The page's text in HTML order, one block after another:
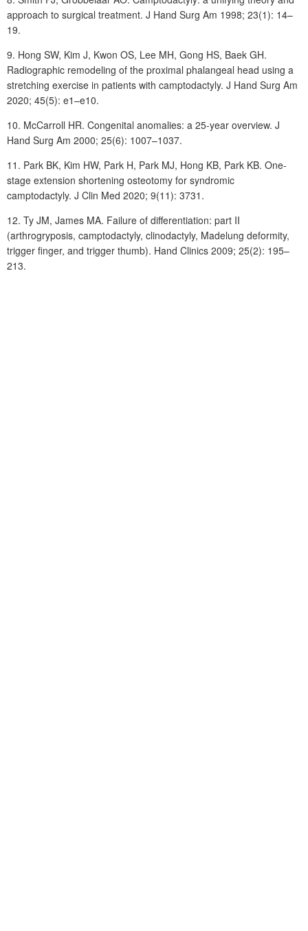
approach to surgical treatment. J Hand Surg Am 1998; 23(1): 14–
19.
9. Hong SW, Kim J, Kwon OS, Lee MH, Gong HS, Baek GH.
Radiographic remodeling of the proximal phalangeal head using a
stretching exercise in patients with camptodactyly. J Hand Surg Am
2020; 45(5): e1–e10.
10. McCarroll HR. Congenital anomalies: a 25-year overview. J
Hand Surg Am 2000; 25(6): 1007–1037.
11. Park BK, Kim HW, Park H, Park MJ, Hong KB, Park KB. One-
stage extension shortening osteotomy for syndromic
camptodactyly. J Clin Med 2020; 9(11): 3731.
12. Ty JM, James MA. Failure of differentiation: part II
(arthrogryposis, camptodactyly, clinodactyly, Madelung deformity,
trigger finger, and trigger thumb). Hand Clinics 2009; 25(2): 195–
213.